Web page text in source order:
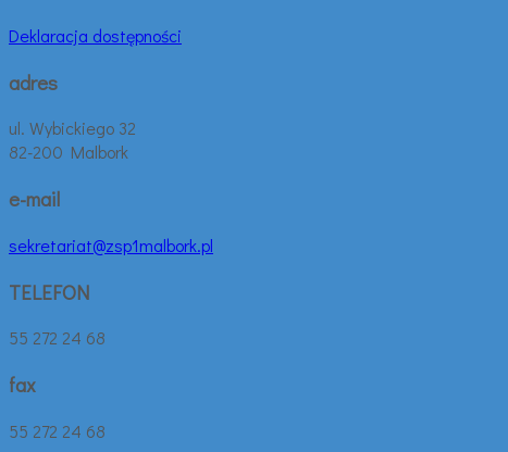
Deklaracja dostępności
adres
ul. Wybickiego 32
82-200 Malbork
e-mail
sekretariat@zsp1malbork.pl
TELEFON
55 272 24 68
fax
55 272 24 68